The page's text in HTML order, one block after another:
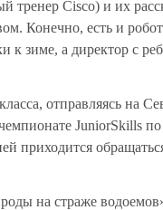
тренер Cisco) и их
Конечно, есть и
к зиме, а директор с
отправляясь на
JuniorSkills по
приходится
на страже